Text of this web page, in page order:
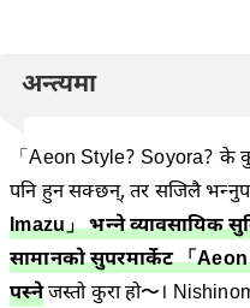
अन्त्यमा
「Aeon Style? Soyora? के
पनि हुन सक्छन्, तर सजिलै
Imazu」 भन्ने व्यावसायिक
सामानको सुपरमार्केट 「
पस्नेजस्तो कुरा हो〜।